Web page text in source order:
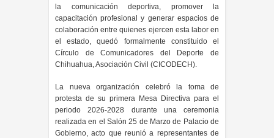
la comunicación deportiva, promover la
capacitación profesional y generar espacios de
colaboración entre quienes ejercen esta labor en
el estado, quedó formalmente constituido el
Círculo de Comunicadores del Deporte de
Chihuahua, Asociación Civil (CICODECH).
La nueva organización celebró la toma de
protesta de su primera Mesa Directiva para el
periodo 2026-2028 durante una ceremonia
realizada en el Salón 25 de Marzo de Palacio de
Gobierno, acto que reunió a representantes de